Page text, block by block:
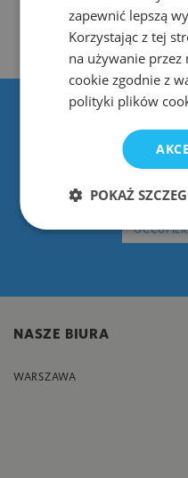
OBLICZ
Biorąc pod uwagę liczbę
NASZE BIURA
WARSZAWA
zapewnić lepszą
Korzystając z tej
na używanie
cookie zgodnie z
polityki plików
POKAŻ